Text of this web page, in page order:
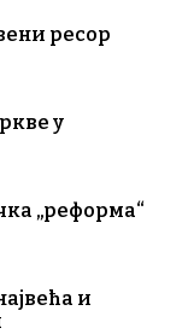
ресор
у
„реформа“
и